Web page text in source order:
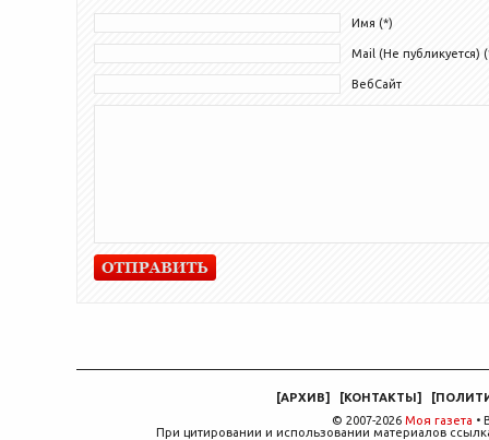
Имя (*)
Mail (Не публикуется)
ВебСайт
[АРХИВ] [КОНТАКТЫ] [
© 2007-2026 Моя газета •
При цитировании и использовании материалов